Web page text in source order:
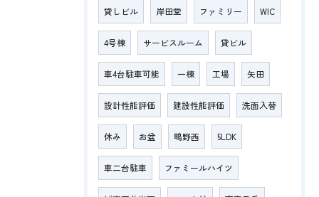
貸しビル 岸田堂 ファミリー WIC
4号棟 サービスルーム 貸ビル
車4台駐車可能 一棟 工場 矢田
設計性能評価 建設性能評価 洗面入替
休み お盆 鴫野西 5LDK
車二台駐車 ファミールハイツ